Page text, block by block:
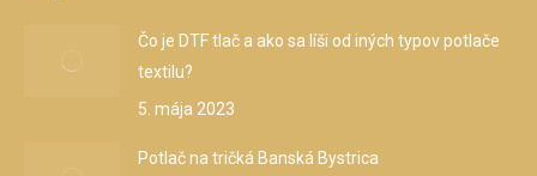
Čo je DTF tlač a ako sa líši od iných typov potlače
textilu?
5. mája 2023
Potlač na tričká Banská Bystrica